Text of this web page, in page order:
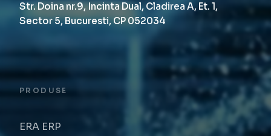
Str. Doina nr.9, Incinta Dual, Cladirea A, Et. 1,
Sector 5, Bucuresti, CP 052034
PRODUSE
ERA ERP